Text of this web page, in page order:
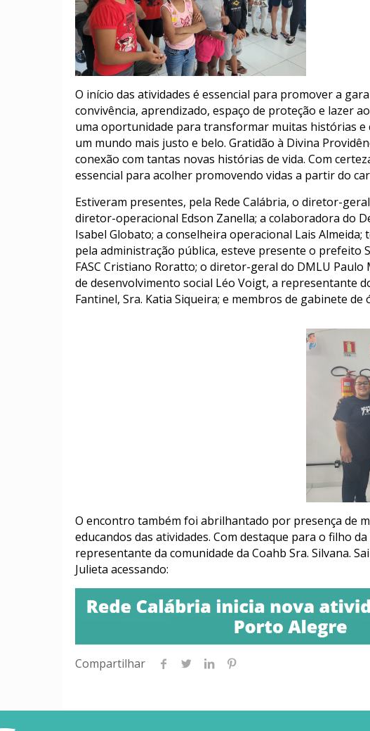
O início das atividades é essencial para promover a
convivência, aprendizado, espaço de proteção e lazer
uma oportunidade para transformar muitas histórias
um mundo mais justo e belo. Gratidão à Divina
conexão com tantas novas histórias de vida. Com
essencial para acolher promovendo vidas a partir do
Estiveram presentes, pela Rede Calábria, o diretor-
diretor-operacional Edson Zanella; a colaboradora do
Isabel Globato; a conselheira operacional Lais Almeida;
pela administração pública, esteve presente o prefeito
FASC Cristiano Roratto; o diretor-geral do DMLU
de desenvolvimento social Léo Voigt, a representante
Fantinel, Sra. Katia Siqueira; e membros de gabinete
O encontro também foi abrilhantado por presença de
educandos das atividades. Com destaque para o filho
representante da comunidade da Coahb Sra. Silvana.
Julieta acessando:
Compartilhar